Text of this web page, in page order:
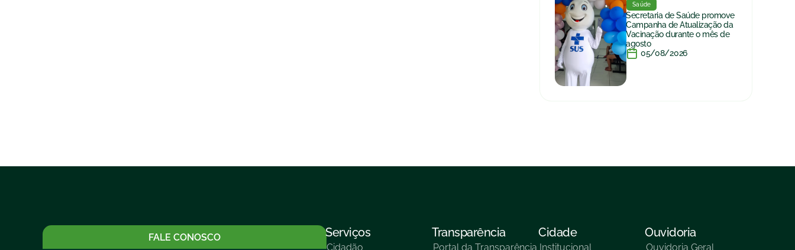
Saúde
Secretaria de Saúde promove
Campanha de Atualização da
Vacinação durante o mês de
agosto
05/08/2026
FALE CONOSCO Serviços
Cidadão
Transparência
Portal da Transparência
Cidade
Institucional
Ouvidoria
Ouvidoria Geral